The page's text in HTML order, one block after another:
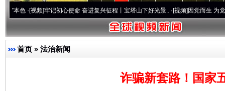
牢记初心使命 奋进复兴征程丨宝塔山下好光景..·[视频]因党而生 为党而战——百年
首页 » 法治新闻
诈骗新套路！国